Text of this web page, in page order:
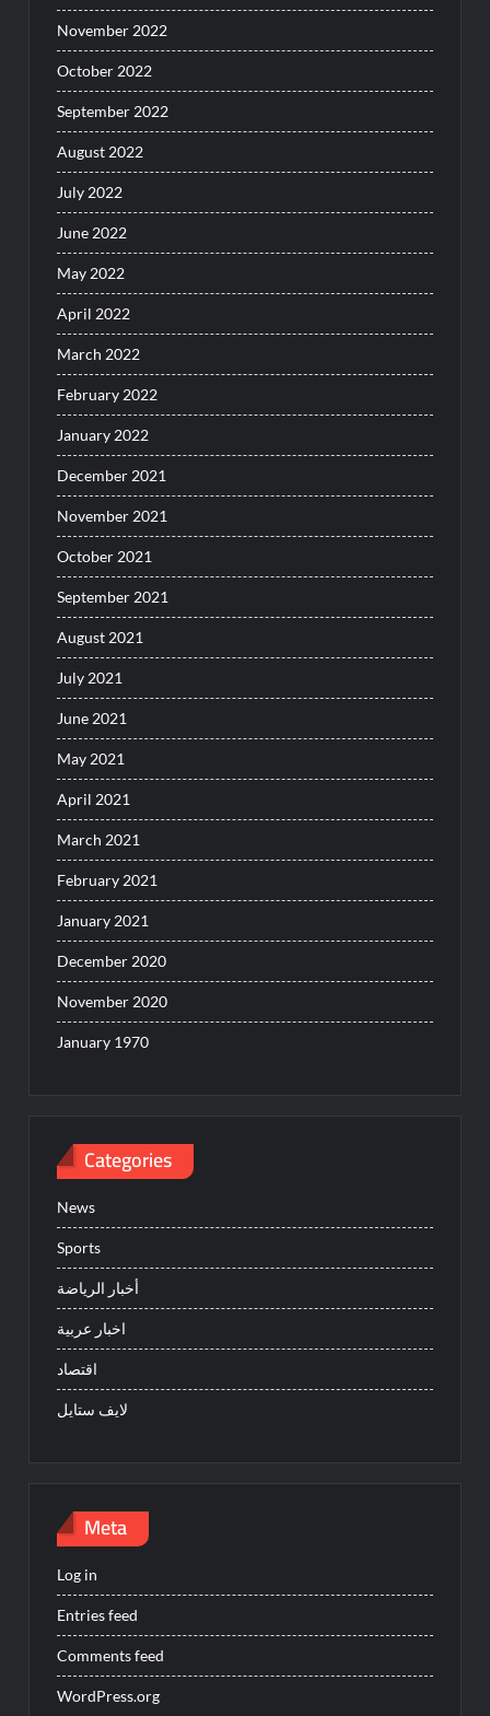
November 2022
October 2022
September 2022
August 2022
July 2022
June 2022
May 2022
April 2022
March 2022
February 2022
January 2022
December 2021
November 2021
October 2021
September 2021
August 2021
July 2021
June 2021
May 2021
April 2021
March 2021
February 2021
January 2021
December 2020
November 2020
January 1970
Categories
News
Sports
أخبار الرياضة
اخبار عربية
اقتصاد
لايف ستايل
Meta
Log in
Entries feed
Comments feed
WordPress.org